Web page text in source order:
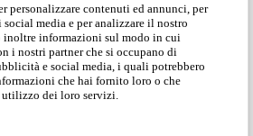
personalizzare contenuti ed annunci, per
media e per analizzare il nostro
informazioni sul modo in cui
i nostri partner che si occupano di
e social media, i quali potrebbero
che hai fornito loro o che
dei loro servizi.